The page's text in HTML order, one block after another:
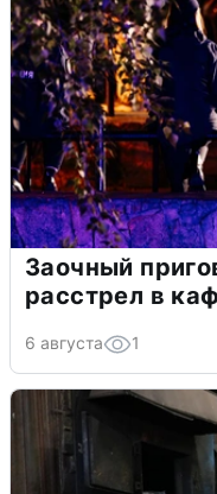
Заочный
расстрел в
6 августа 1